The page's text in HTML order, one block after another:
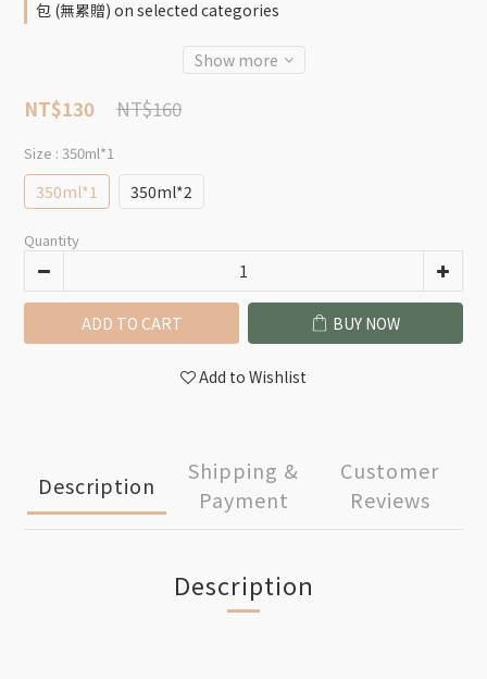
包 (無累贈) on selected categories
Show more
NT$160
NT$130
Size : 350ml*1
350ml*1 350ml*2
Quantity
ADD TO CART BUY NOW
Add to Wishlist
Description
Shipping &
Payment
Customer
Reviews
Description